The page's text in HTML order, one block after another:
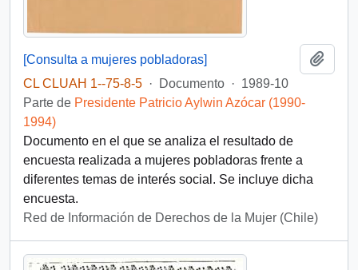
[Consulta a mujeres pobladoras]
CL CLUAH 1--75-8-5 · Documento · 1989-10
Parte de Presidente Patricio Aylwin Azócar (1990-
1994)
Documento en el que se analiza el resultado de
encuesta realizada a mujeres pobladoras frente a
diferentes temas de interés social. Se incluye dicha
encuesta.
Red de Información de Derechos de la Mujer (Chile)